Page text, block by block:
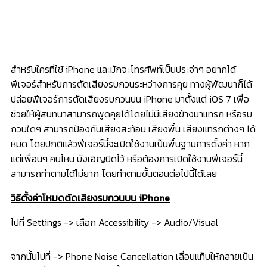
สำหรับใครที่ใช้ iPhone และมักจะโทรศัพท์เป็นประจำๆ อยากได้
ฟีเจอร์สำหรับการตัดเสียงรบกวนระหว่างการคุย ทางผู้พัฒนาก็ได้
ปล่อยฟีเจอร์การตัดเสียงรบกวนบน iPhone มาตั้งแต่ iOS 7 เพื่อ
ช่วยให้ผู้สนทนาสามารถพูดคุยได้โดยไม่มีเสียงข้างมาแทรก หรือรบ
กวนใดๆ สามารถป้องกันเสียงสะท้อน เสียงพื้น เสียงแทรกต่างๆ ได้
หมด โดยปกติแล้วฟีเจอร์นี้จะเปิดใช้งานเป็นพื้นฐานการตั้งค่า หาก
แต่เพื่อนๆ คนไหน บังเอิญปิดไว้ หรือต้องการเปิดใช้งานฟีเจอร์นี้
สามารถทำตามได้ไม่ยาก โดยทำตามขั้นตอนต่อไปนี้ได้เลย
วิธีตั้งค่าโหมดตัดเสียงรบกวนบน iPhone
ไปที่ Settings -> เลือก Accessibility -> Audio/Visual
จากนั้นไปที่ -> Phone Noise Cancellation เลื่อนแท็บให้กลายเป็น